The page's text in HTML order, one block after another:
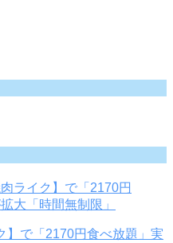
】で「2170円食べ放題」実